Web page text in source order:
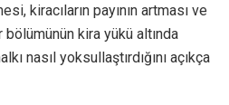
kiracıların payının artması ve
kira yükü altında
nasıl yoksullaştırdığını açıkça